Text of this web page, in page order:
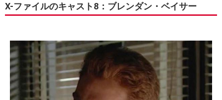
X-ファイルのキャスト8：ブレンダン・ベイサー